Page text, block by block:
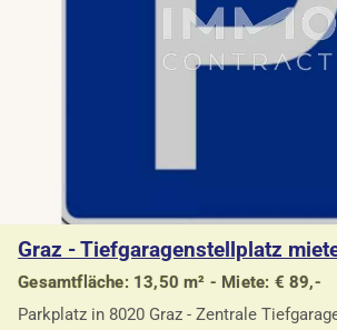
Graz - Tiefgaragenstellplatz
Gesamtfläche: 13,50 m² - Miete: € 89,-
Parkplatz in 8020 Graz - Zentrale